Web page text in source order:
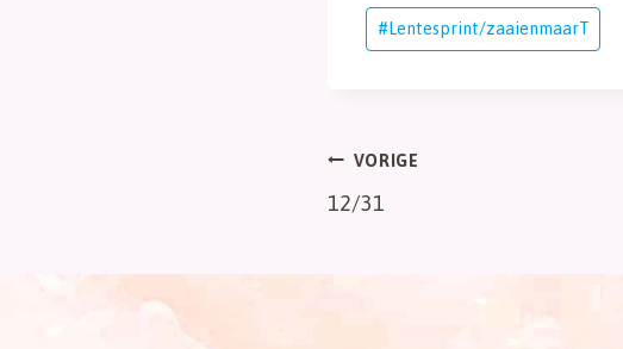
Bericht
tags:
# Lentesprint/zaaienmaarT
Bericht
VORIGE
12/31